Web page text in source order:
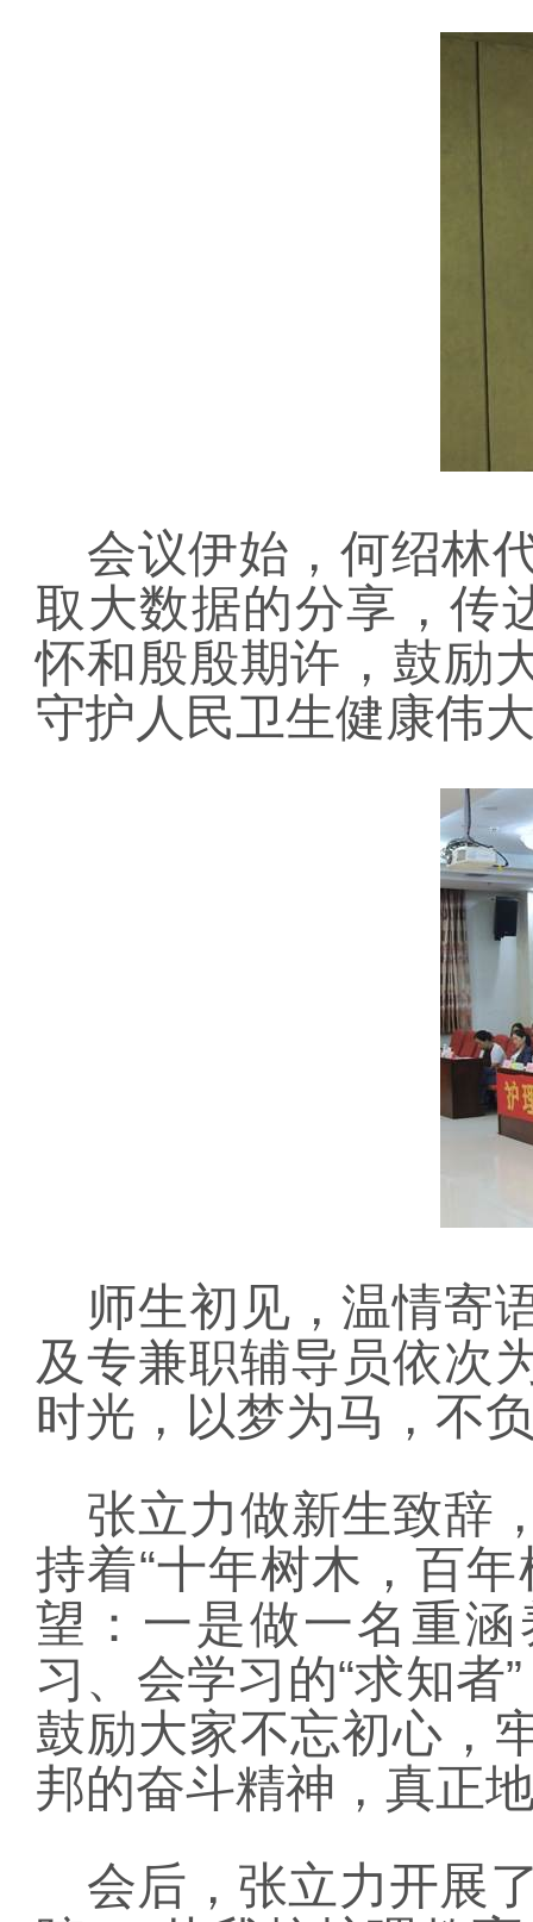
会议伊始，何绍林
取大数据的分享，传
怀和殷殷期许，鼓励
守护人民卫生健康伟
师生初见，温情寄
及专兼职辅导员依次
时光，以梦为马，不
张立力做新生致辞
持着“十年树木，百
望：一是做一名重涵
习、会学习的“求知者
鼓励大家不忘初心，
邦的奋斗精神，真正
会后，张立力开展